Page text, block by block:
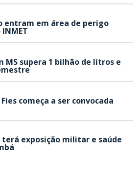
entram em área de perigo
MS supera 1 bilhão de litros e
começa a ser convocada
terá exposição militar e saúde